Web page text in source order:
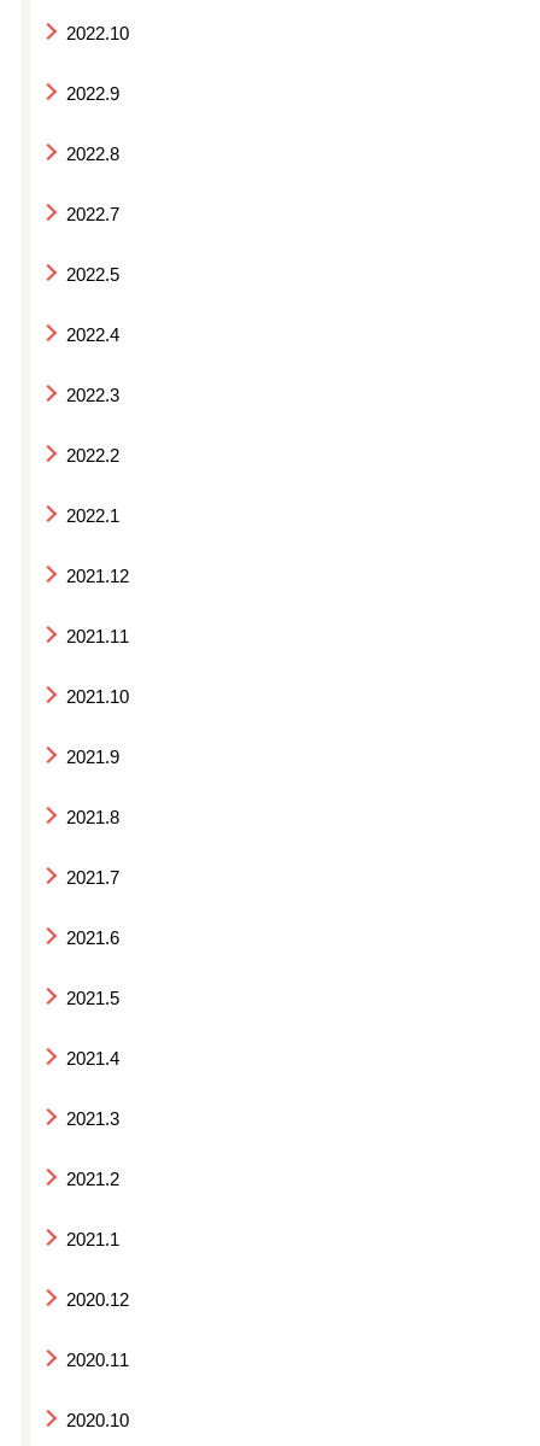
2022.10
2022.9
2022.8
2022.7
2022.5
2022.4
2022.3
2022.2
2022.1
2021.12
2021.11
2021.10
2021.9
2021.8
2021.7
2021.6
2021.5
2021.4
2021.3
2021.2
2021.1
2020.12
2020.11
2020.10